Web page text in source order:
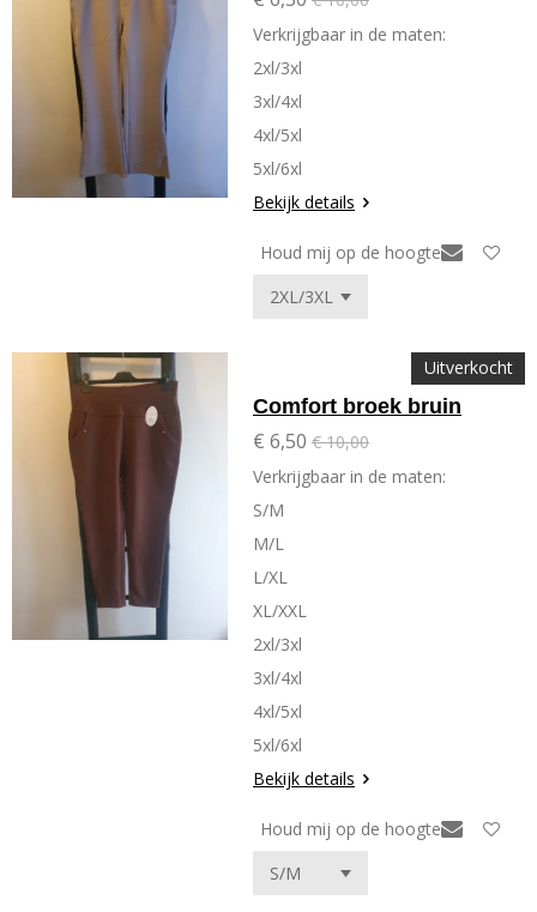
Verkrijgbaar in de maten:
2xl/3xl
3xl/4xl
4xl/5xl
5xl/6xl
Bekijk details
Houd mij op de hoogte
Uitverkocht
Comfort broek bruin
€ 6,50 € 10,00
Verkrijgbaar in de maten:
S/M
M/L
L/XL
XL/XXL
2xl/3xl
3xl/4xl
4xl/5xl
5xl/6xl
Bekijk details
Houd mij op de hoogte